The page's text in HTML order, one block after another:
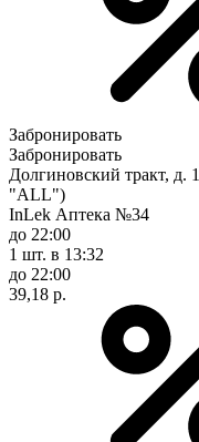
Забронировать
Забронировать
Долгиновский тракт, д.
"ALL")
InLek Аптека №34
до 22:00
1 шт. в 13:32
до 22:00
39,18 р.